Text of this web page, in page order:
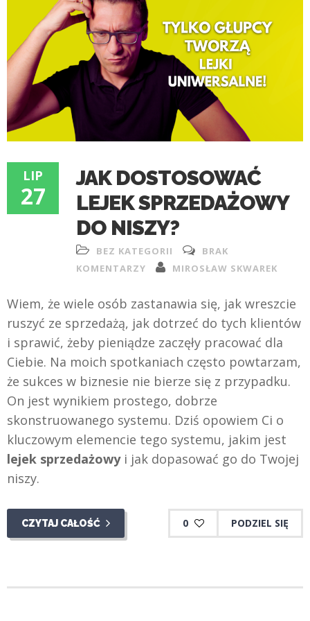
LIP
27
JAK DOSTOSOWAĆ
LEJEK SPRZEDAŻOWY
DO NISZY?
BEZ KATEGORII
BRAK
KOMENTARZY
MIROSŁAW SKWAREK
Wiem, że wiele osób zastanawia się, jak wreszcie
ruszyć ze sprzedażą, jak dotrzeć do tych klientów
i sprawić, żeby pieniądze zaczęły pracować dla
Ciebie. Na moich spotkaniach często powtarzam,
że sukces w biznesie nie bierze się z przypadku.
On jest wynikiem prostego, dobrze
skonstruowanego systemu. Dziś opowiem Ci o
kluczowym elemencie tego systemu, jakim jest
lejek sprzedażowyi jak dopasować go do Twojej
niszy.
CZYTAJ CAŁOŚĆ 0 PODZIEL SIĘ